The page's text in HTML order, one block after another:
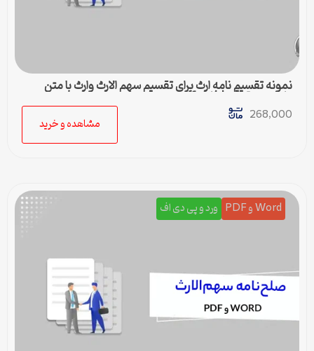
نمونه تقسیم نامه ارث برای تقسیم سهم الارث وارث با متن
268,000
مشاهده و خرید
Word و PDF ورد و پی دی اف